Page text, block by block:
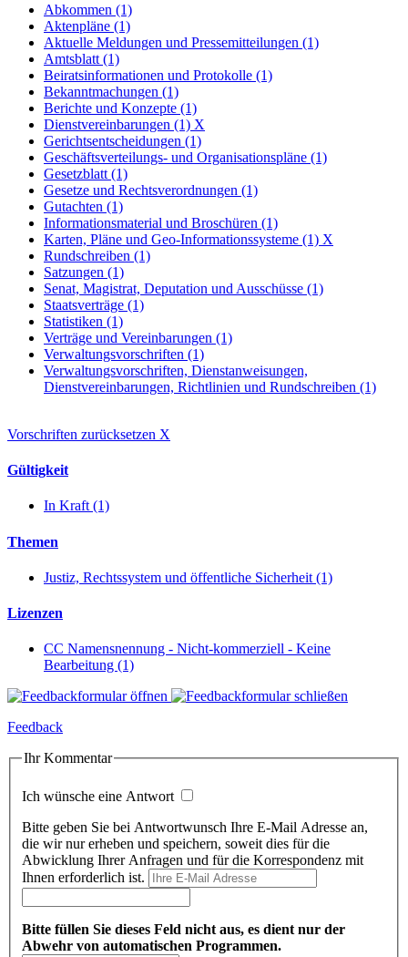
Abkommen (1)
Aktenpläne (1)
Aktuelle Meldungen und Pressemitteilungen (1)
Amtsblatt (1)
Beiratsinformationen und Protokolle (1)
Bekanntmachungen (1)
Berichte und Konzepte (1)
Dienstvereinbarungen (1) X
Gerichtsentscheidungen (1)
Geschäftsverteilungs- und Organisationspläne (1)
Gesetzblatt (1)
Gesetze und Rechtsverordnungen (1)
Gutachten (1)
Informationsmaterial und Broschüren (1)
Karten, Pläne und Geo-Informationssysteme (1) X
Rundschreiben (1)
Satzungen (1)
Senat, Magistrat, Deputation und Ausschüsse (1)
Staatsverträge (1)
Statistiken (1)
Verträge und Vereinbarungen (1)
Verwaltungsvorschriften (1)
Verwaltungsvorschriften, Dienstanweisungen,
Dienstvereinbarungen, Richtlinien und Rundschreiben (1)
Vorschriften zurücksetzen X
Gültigkeit
In Kraft (1)
Themen
Justiz, Rechtssystem und öffentliche Sicherheit (1)
Lizenzen
CC Namensnennung - Nicht-kommerziell - Keine
Bearbeitung (1)
Feedback
Ihr Kommentar
Ich wünsche eine Antwort
Bitte geben Sie bei Antwortwunsch Ihre E-Mail Adresse an,
die wir nur erheben und speichern, soweit dies für die
Abwicklung Ihrer Anfragen und für die Korrespondenz mit
Ihnen erforderlich ist.
Bitte füllen Sie dieses Feld nicht aus, es dient nur der
Abwehr von automatischen Programmen.